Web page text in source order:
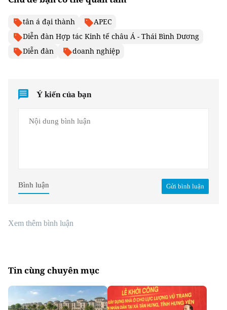
tân á đại thành
APEC
Diễn đàn Hợp tác Kinh tế châu Á - Thái Bình Dương
Diễn đàn
doanh nghiệp
Ý kiến của bạn
Gửi bình luận
Bình luận
Xem thêm bình luận
Tin cùng chuyên mục